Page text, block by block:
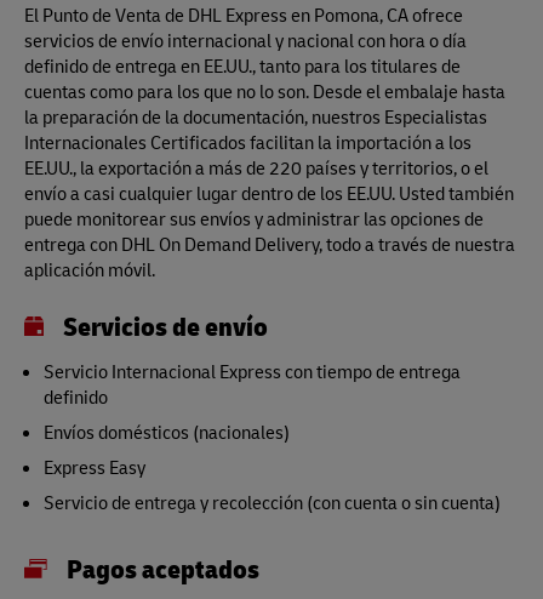
El Punto de Venta de DHL Express en Pomona, CA ofrece
servicios de envío internacional y nacional con hora o día
definido de entrega en EE.UU., tanto para los titulares de
cuentas como para los que no lo son. Desde el embalaje hasta
la preparación de la documentación, nuestros Especialistas
Internacionales Certificados facilitan la importación a los
EE.UU., la exportación a más de 220 países y territorios, o el
envío a casi cualquier lugar dentro de los EE.UU. Usted también
puede monitorear sus envíos y administrar las opciones de
entrega con DHL On Demand Delivery, todo a través de nuestra
aplicación móvil.
Servicios de envío
Servicio Internacional Express con tiempo de entrega
definido
Envíos domésticos (nacionales)
Express Easy
Servicio de entrega y recolección (con cuenta o sin cuenta)
Pagos aceptados